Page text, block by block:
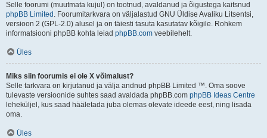
Selle foorumi (muutmata kujul) on tootnud, avaldanud ja õigustega kaitsnud
phpBB Limited . Foorumitarkvara on väljalastud GNU Üldise Avaliku Litsentsi,
versioon 2 (GPL-2.0) alusel ja on täiesti tasuta kasutatav kõigile. Rohkem
informatsiooni phpBB kohta leiad phpBB.com veebilehelt.
Üles
Miks siin foorumis ei ole X võimalust?
Selle tarkvara on kirjutanud ja välja andnud phpBB Limited ™. Oma soove
tulevaste versioonide suhtes saad avaldada phpBB.com phpBB Ideas Centre
leheküljel, kus saad hääletada juba olemas olevate ideede eest, ning lisada
oma.
Üles